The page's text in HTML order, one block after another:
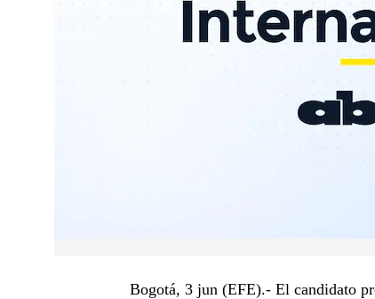
Bogotá, 3 jun (EFE).- El candidato